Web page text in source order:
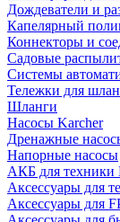
Дождеватели и
Капелярный
Коннекторы и
Садовые
Системы
Тележки для
Шланги
Насосы Karcher
Дренажные
Напорные насосы
АКБ для техники
Аксессуары для
Аксессуары для